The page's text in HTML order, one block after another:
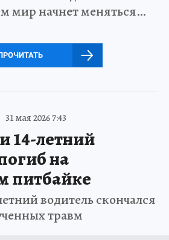
мир начнет меняться…
31 мая 2026 7:43
14-летний
на
питбайке
водитель скончался
травм